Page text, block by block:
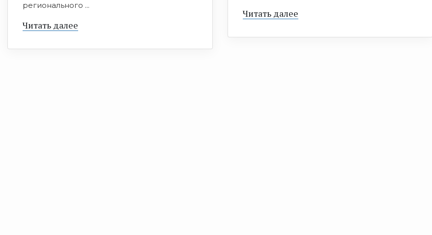
регионального ...
Читать далее
Читать далее